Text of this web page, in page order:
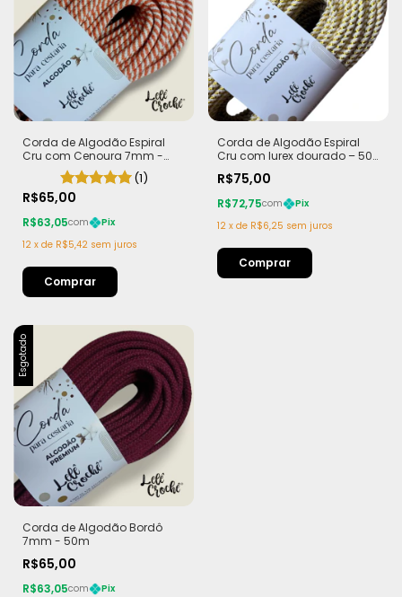
Corda de Algodão Espiral
Cru com Cenoura 7mm -
(1)
R$65,00
R$63,05com
Pix
12 x de R$5,42 sem juros
Corda de Algodão Espiral
Cru com lurex dourado – 50
R$75,00
R$72,75com
Pix
12 x de R$6,25 sem juros
Esgotado
Corda de Algodão Bordô
7mm - 50m
R$65,00
R$63,05com
Pix